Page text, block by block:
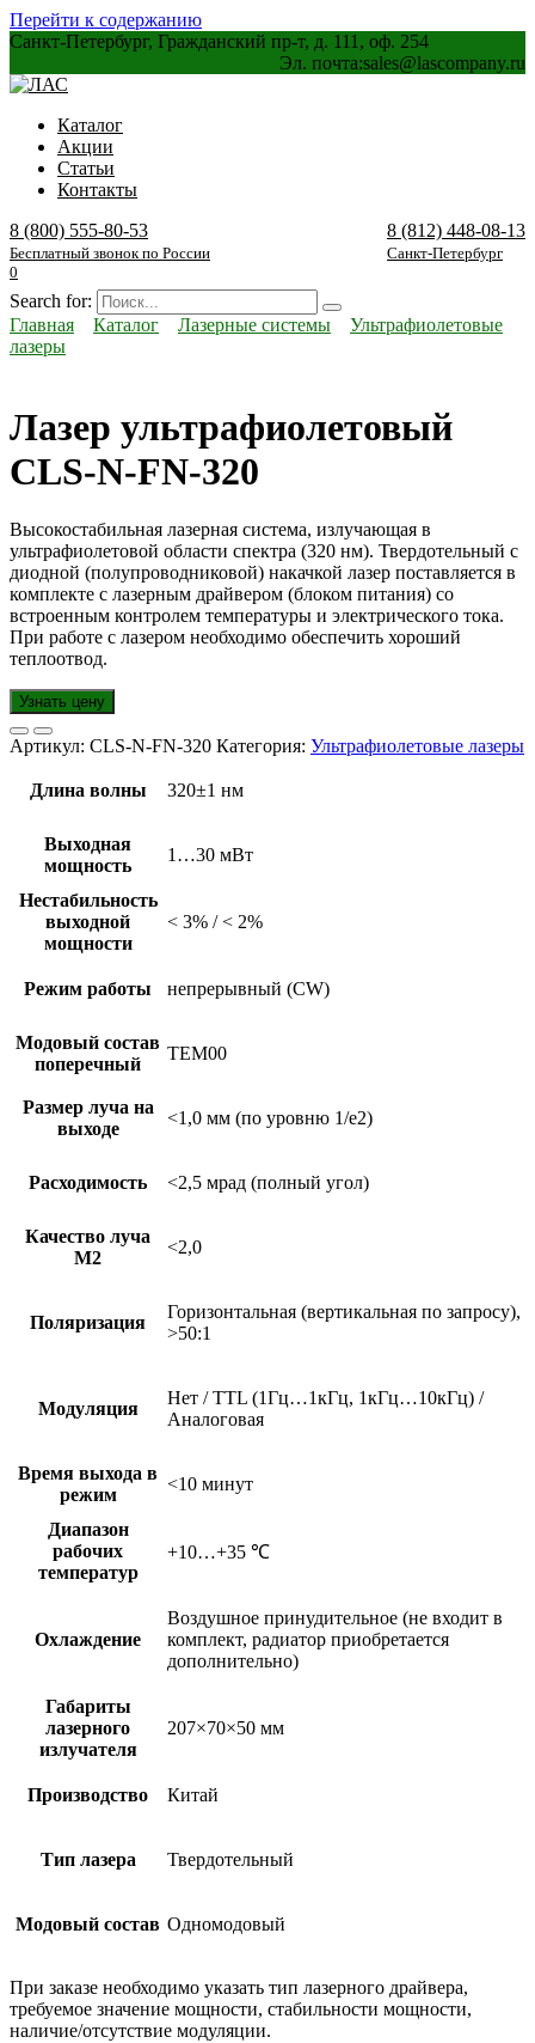
Перейти к содержанию
Санкт-Петербург, Гражданский пр-т, д. 111, оф. 254
Эл. почта:sales@lascompany.ru
Каталог
Акции
Статьи
Контакты
8 (800) 555-80-53
Бесплатный звонок по России
8 (812) 448-08-13
Санкт-Петербург
0
Search for:
Главная
Каталог Лазерные системы
Ультрафиолетовые
лазеры
Лазер ультрафиолетовый
CLS-N-FN-320
Высокостабильная лазерная система, излучающая в
ультрафиолетовой области спектра (320 нм). Твердотельный с
диодной (полупроводниковой) накачкой лазер поставляется в
комплекте с лазерным драйвером (блоком питания) со
встроенным контролем температуры и электрического тока.
При работе с лазером необходимо обеспечить хороший
теплоотвод.
Узнать цену
Артикул: CLS-N-FN-320 Категория: Ультрафиолетовые лазеры
Длина волны 320±1 нм
Выходная
мощность
1…30 мВт
Нестабильность
выходной
мощности
< 3% / < 2%
Режим работы непрерывный (CW)
Модовый состав
поперечный
TEM00
Размер луча на
выходе
<1,0 мм (по уровню 1/e2)
Расходимость <2,5 мрад (полный угол)
Качество луча
М2
<2,0
Поляризация
Горизонтальная (вертикальная по запросу),
>50:1
Модуляция
Нет / TTL (1Гц…1кГц, 1кГц…10кГц) /
Аналоговая
Время выхода в
режим
<10 минут
Диапазон
рабочих
температур
+10…+35 ℃
Охлаждение
Воздушное принудительное (не входит в
комплект, радиатор приобретается
дополнительно)
Габариты
лазерного
излучателя
207×70×50 мм
Производство Китай
Тип лазера Твердотельный
Модовый состав Одномодовый
При заказе необходимо указать тип лазерного драйвера,
требуемое значение мощности, стабильности мощности,
наличие/отсутствие модуляции.